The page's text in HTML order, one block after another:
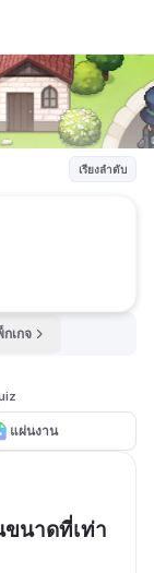
เรียงลำดับ
เกจ
แผ่นงาน
นาดที่เท่า